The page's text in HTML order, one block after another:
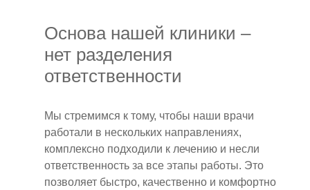
Мы стремимся к тому, чтобы наши врачи
работали в нескольких направлениях,
комплексно подходили к лечению и несли
ответственность за все этапы работы. Это
позволяет быстро, качественно и комфортно
Основа нашей клиники –
нет разделения
ответственности